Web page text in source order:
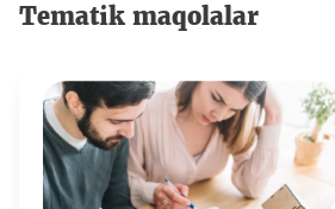
Tematik maqolalar